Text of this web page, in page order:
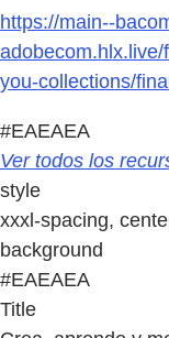
https://main--
you-collections/
#EAEAEA
Ver todos los
style
xxxl-spacing,
background
#EAEAEA
Title